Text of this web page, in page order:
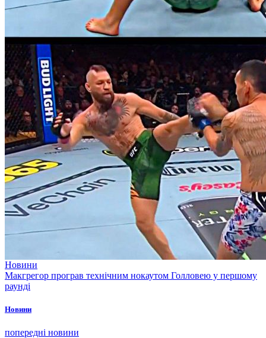
Новини
Макгрегор програв технічним нокаутом Голловею у першому
раунді
Новини
попередні новини